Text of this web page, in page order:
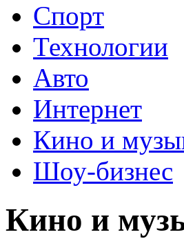
Спорт
Технологии
Авто
Интернет
Кино и
Шоу-бизнес
Кино и